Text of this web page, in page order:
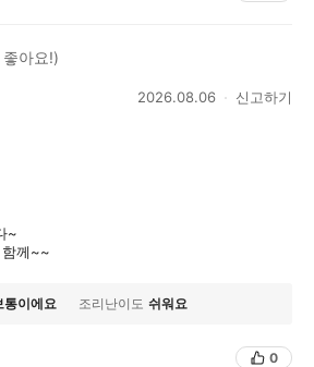
아요!)
2026.08.06 신고하기
~
함께~~
통이에요 조리난이도 쉬워요
0